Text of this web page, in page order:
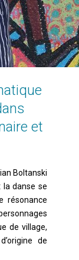
et
Boltanski
la danse se
résonance
de village,
de
et vous donne
vos billets à
,